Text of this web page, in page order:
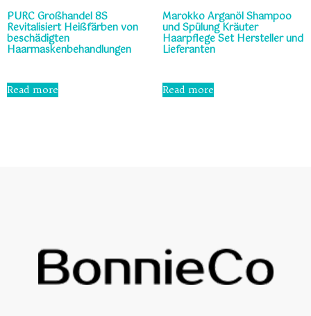
PURC Großhandel 8S
Revitalisiert Heißfärben von
beschädigten
Haarmaskenbehandlungen
0
out
Read more
Marokko Arganöl Shampoo
und Spülung Kräuter
Haarpflege Set Hersteller und
Lieferanten
0
out
Read more